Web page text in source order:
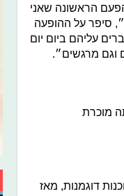
הראשונה שאני
סיפר על ההופעה
עליהם ביום יום
וגם מרגשים״.
מוכרת
דוגמנות, מאז